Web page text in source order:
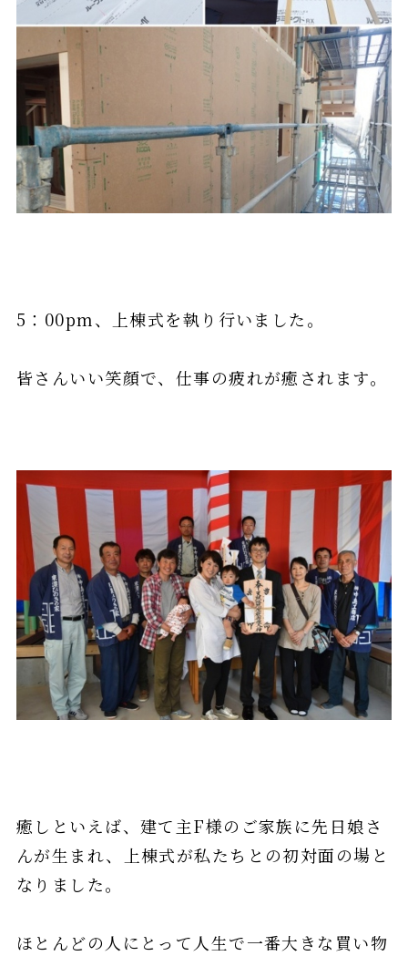
5：00pm、上棟式を執り行いました。
皆さんいい笑顔で、仕事の疲れが癒されます。
癒しといえば、建て主F様のご家族に先日娘さ
んが生まれ、上棟式が私たちとの初対面の場と
なりました。
ほとんどの人にとって人生で一番大きな買い物